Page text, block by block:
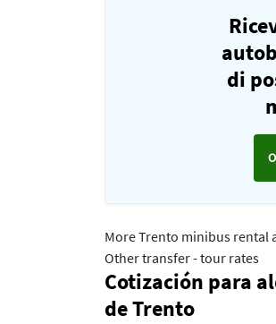
di
More Trento minibus rental
Other transfer - tour rates
Cotización para
de Trento